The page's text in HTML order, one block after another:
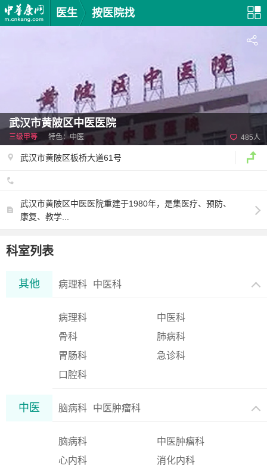
医生 按医院找
485人
武汉市黄陂区中医医院
三级甲等 特色：中医
武汉市黄陂区板桥大道61号
武汉市黄陂区中医医院重建于1980年，是集医疗、预防、
康复、教学...
科室列表
其他 病理科 中医科
病理科
中医科
骨科
肺病科
胃肠科
急诊科
口腔科
中医 脑病科 中医肿瘤科
脑病科
中医肿瘤科
心内科
消化内科